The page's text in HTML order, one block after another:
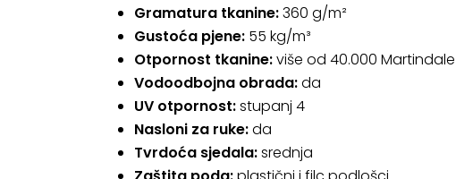
Gramatura tkanine:360 g/m²
Gustoća pjene: 55 kg/m³
Otpornost tkanine:više od 40.000
Vodoodbojna obrada:da
UV otpornost:stupanj 4
Nasloni za ruke:da
Tvrdoća sjedala:srednja